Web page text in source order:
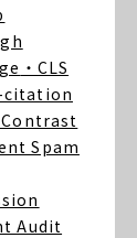
・CLS
citation
Contrast
Spam
Audit